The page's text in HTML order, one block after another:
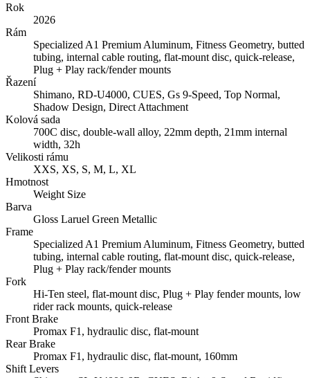
Rok
2026
Rám
Specialized A1 Premium Aluminum, Fitness Geometry, butted
tubing, internal cable routing, flat-mount disc, quick-release,
Plug + Play rack/fender mounts
Řazení
Shimano, RD-U4000, CUES, Gs 9-Speed, Top Normal,
Shadow Design, Direct Attachment
Kolová sada
700C disc, double-wall alloy, 22mm depth, 21mm internal
width, 32h
Velikosti rámu
XXS, XS, S, M, L, XL
Hmotnost
Weight Size
Barva
Gloss Laruel Green Metallic
Frame
Specialized A1 Premium Aluminum, Fitness Geometry, butted
tubing, internal cable routing, flat-mount disc, quick-release,
Plug + Play rack/fender mounts
Fork
Hi-Ten steel, flat-mount disc, Plug + Play fender mounts, low
rider rack mounts, quick-release
Front Brake
Promax F1, hydraulic disc, flat-mount
Rear Brake
Promax F1, hydraulic disc, flat-mount, 160mm
Shift Levers